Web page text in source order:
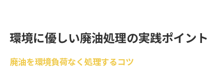
環境に優しい廃油処理の実践ポイント
廃油を環境負荷なく処理するコツ